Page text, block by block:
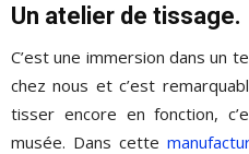
Un atelier de tissage.
C’est une immersion dans un
chez nous et c’est
tisser encore en fonction,
musée. Dans cette